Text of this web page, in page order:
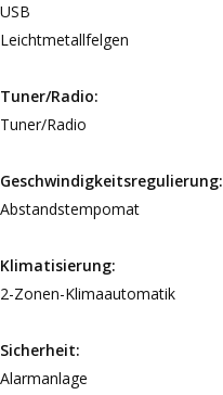
USB
Leichtmetallfelgen
Tuner/Radio:
Tuner/Radio
Geschwindigkeitsregulierung:
Abstandstempomat
Klimatisierung:
2-Zonen-Klimaautomatik
Sicherheit:
Alarmanlage